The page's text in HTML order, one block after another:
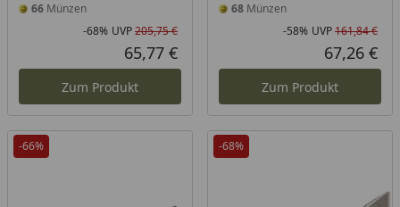
66 Münzen
Rabatt in Prozent
-68%
Ursprünglicher Preis
UVP205,75 €
Aktueller Preis
65,77 €
Zum Produkt
68Münzen
-58% UVP161,84 €
67,26 €
Zum Produkt
-66% -68%